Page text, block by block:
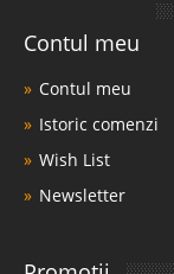
Contul meu
Contul meu
Istoric comenzi
Wish List
Newsletter